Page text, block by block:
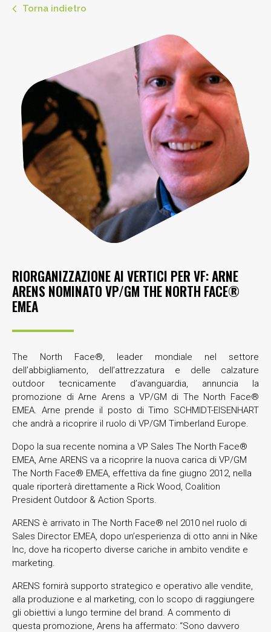
Torna indietro
RIORGANIZZAZIONE AI VERTICI PER VF: ARNE
ARENS NOMINATO VP/GM THE NORTH FACE®
EMEA
The North Face®, leader mondiale nel settore
dell’abbigliamento, dell’attrezzatura e delle calzature
outdoor tecnicamente d’avanguardia, annuncia la
promozione di Arne Arens a VP/GM di The North Face®
EMEA. Arne prende il posto di Timo SCHMIDT-EISENHART
che andrà a ricoprire il ruolo di VP/GM Timberland Europe.
Dopo la sua recente nomina a VP Sales The North Face®
EMEA, Arne ARENS va a ricoprire la nuova carica di VP/GM
The North Face® EMEA, effettiva da fine giugno 2012, nella
quale riporterà direttamente a Rick Wood, Coalition
President Outdoor & Action Sports.
ARENS è arrivato in The North Face® nel 2010 nel ruolo di
Sales Director EMEA, dopo un’esperienza di otto anni in Nike
Inc, dove ha ricoperto diverse cariche in ambito vendite e
marketing.
ARENS fornirà supporto strategico e operativo alle vendite,
alla produzione e al marketing, con lo scopo di raggiungere
gli obiettivi a lungo termine del brand. A commento di
questa promozione, Arens ha affermato: “Sono davvero